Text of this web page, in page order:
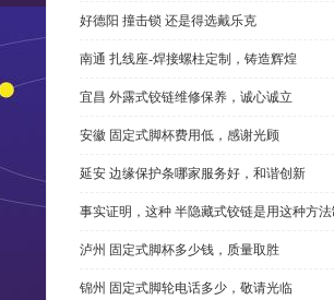
好德阳 撞击锁 还是得选戴乐克
南通 扎线座-焊接螺柱定制，铸造辉煌
宜昌 外露式铰链维修保养，诚心诚立
安徽 固定式脚杯费用低，感谢光顾
延安 边缘保护条哪家服务好，和谐创新
事实证明，这种 半隐藏式铰链是用这种方
泸州 固定式脚杯多少钱，质量取胜
锦州 固定式脚轮电话多少，敬请光临